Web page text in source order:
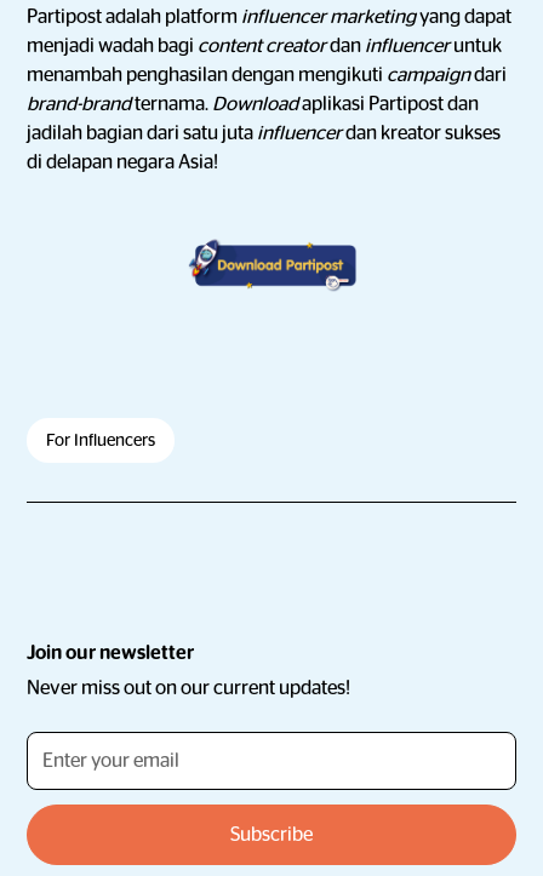
Partipost adalah platform influencer marketingyang dapat
menjadi wadah bagi content creatordan influenceruntuk
menambah penghasilan dengan mengikuti campaigndari
brand-brandternama. Downloadaplikasi Partipost dan
jadilah bagian dari satu juta influencerdan kreator sukses
di delapan negara Asia!
For Influencers
Join our newsletter
Never miss out on our current updates!